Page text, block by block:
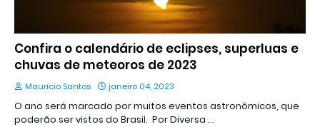
Confira o calendário de eclipses, superluas e
chuvas de meteoros de 2023
Maurício Santos janeiro 04, 2023
O ano será marcado por muitos eventos astronômicos, que
poderão ser vistos do Brasil. Por Diversa …